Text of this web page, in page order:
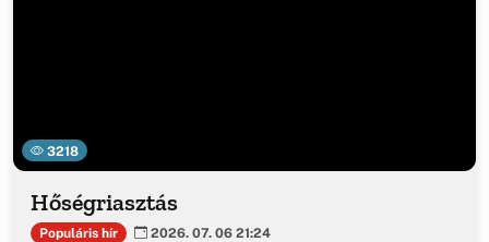
3218
Hőségriasztás
Populáris hír 2026. 07. 06 21:24